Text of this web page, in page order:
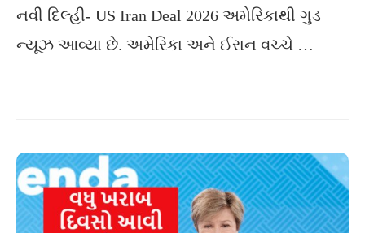
નવી દિલ્હી- US Iran Deal 2026 અમેરિકાથી ગુડ
ન્યૂઝ આવ્યા છે. અમેરિકા અને ઈરાન વચ્ચે …